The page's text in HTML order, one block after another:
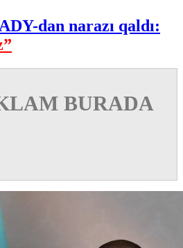
dan narazı qaldı:
BURADA